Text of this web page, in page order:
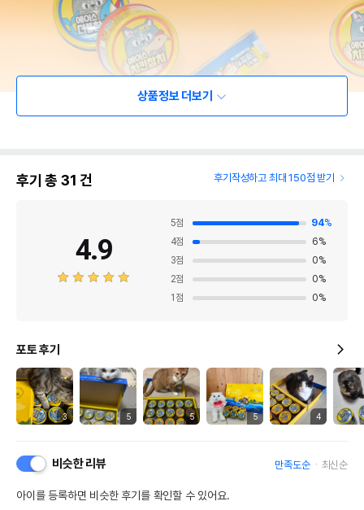
상품정보 더보기
후기 총 31 건 후기작성하고 최대 150점 받기
4.9
5점 94%
4점 6%
3점 0%
2점 0%
1 점 0%
포토 후기
3 5 5 5 4
비슷한 리뷰 만족도순 최신순
아이를 등록하면 비슷한 후기를 확인할 수 있어요.